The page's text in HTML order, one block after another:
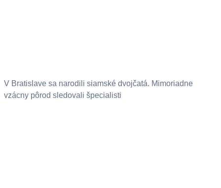
V Bratislave sa narodili siamské dvojčatá. Mimoriadne
vzácny pôrod sledovali špecialisti